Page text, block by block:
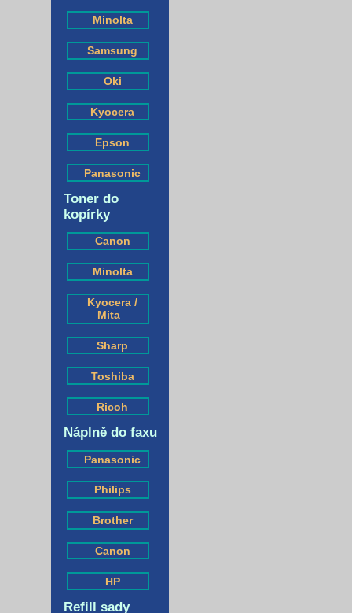
Minolta
Samsung
Oki
Kyocera
Epson
Panasonic
Toner do
kopírky
Canon
Minolta
Kyocera /
Mita
Sharp
Toshiba
Ricoh
Náplně do faxu
Panasonic
Philips
Brother
Canon
HP
Refill sady